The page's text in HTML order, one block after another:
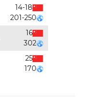
14-18
201-250
16
302
25
170